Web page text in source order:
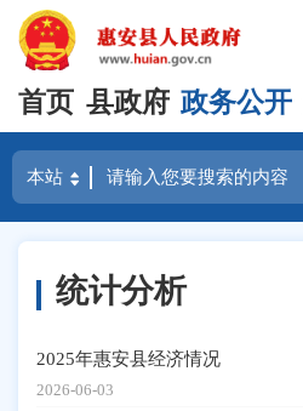
首页 县政府 政务公开
统计分析
2025年惠安县经济情况
2026-06-03